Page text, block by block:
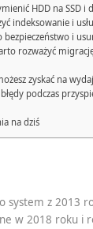
HDD na SSD i
indeksowanie i
bezpieczeństwo i
rozważyć
zyskać na
podczas
na dziś
system z 2013
w 2018 roku i